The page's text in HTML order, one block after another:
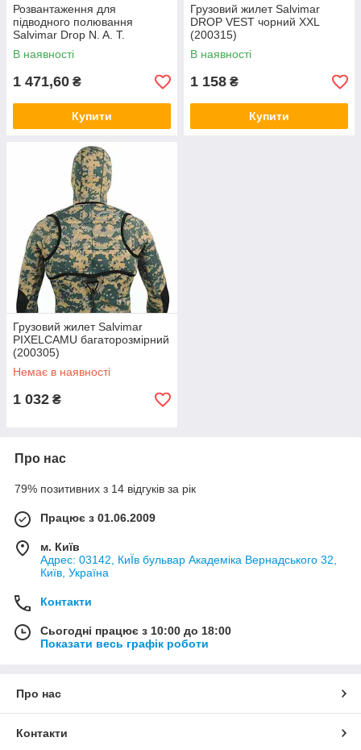
Розвантаження для
підводного полювання
Salvimar Drop N. A. T.
В наявності
1 471,60 ₴
Купити
Грузовий жилет Salvimar
DROP VEST чорний XXL
(200315)
В наявності
1 158 ₴
Купити
Грузовий жилет Salvimar
PIXELCAMU багаторозмірний
(200305)
Немає в наявності
1 032 ₴
Про нас
79% позитивних з 14 відгуків за рік
Працює з 01.06.2009
м. Київ
Адрес: 03142, КиЇв бульвар Академіка Вернадського 32,
Київ, Україна
Контакти
Сьогодні працює з 10:00 до 18:00
Показати весь графік роботи
Про нас
Контакти